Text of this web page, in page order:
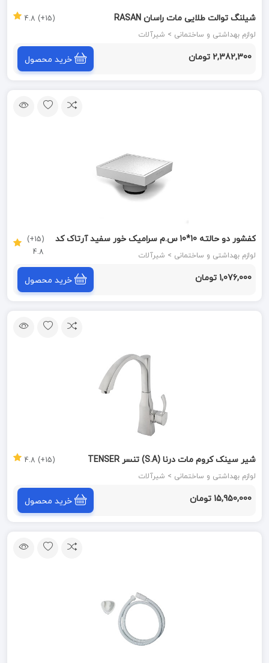
شیلنگ توالت طلایی مات راسان RASAN
لوازم بهداشتی و ساختمانی > شیرآلات
(15+) 4.8
2,382,300 تومان خرید محصول
کفشور دو حالته 10*10 س.م سرامیک خور سفید آرتاک کد
W311 سارانیک SARANIC
لوازم بهداشتی و ساختمانی > شیرآلات
(15+)
4.8
1,076,000 تومان خرید محصول
شیر سینک کروم مات درنا (S.A) تنسر TENSER
لوازم بهداشتی و ساختمانی > شیرآلات
(15+) 4.8
15,950,000 تومان خرید محصول